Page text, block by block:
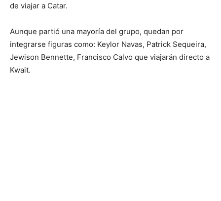
de viajar a Catar.
Aunque partió una mayoría del grupo, quedan por
integrarse figuras como: Keylor Navas, Patrick Sequeira,
Jewison Bennette, Francisco Calvo que viajarán directo a
Kwait.